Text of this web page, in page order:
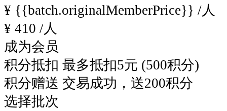
¥ {{batch.originalMemberPrice}} /人
¥ 410 /人
成为会员
积分抵扣 最多抵扣5元 (500积分)
积分赠送 交易成功，送200积分
选择批次